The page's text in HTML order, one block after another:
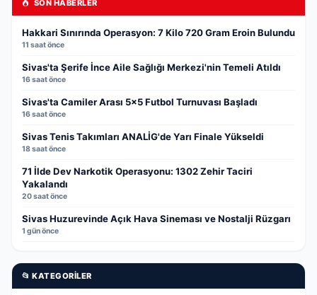
SON HABERLER
Hakkari Sınırında Operasyon: 7 Kilo 720 Gram Eroin Bulundu
11 saat önce
Sivas'ta Şerife İnce Aile Sağlığı Merkezi'nin Temeli Atıldı
16 saat önce
Sivas'ta Camiler Arası 5x5 Futbol Turnuvası Başladı
16 saat önce
Sivas Tenis Takımları ANALİG'de Yarı Finale Yükseldi
18 saat önce
71 İlde Dev Narkotik Operasyonu: 1302 Zehir Taciri
Yakalandı
20 saat önce
Sivas Huzurevinde Açık Hava Sineması ve Nostalji Rüzgarı
1 gün önce
📂 KATEGORILER